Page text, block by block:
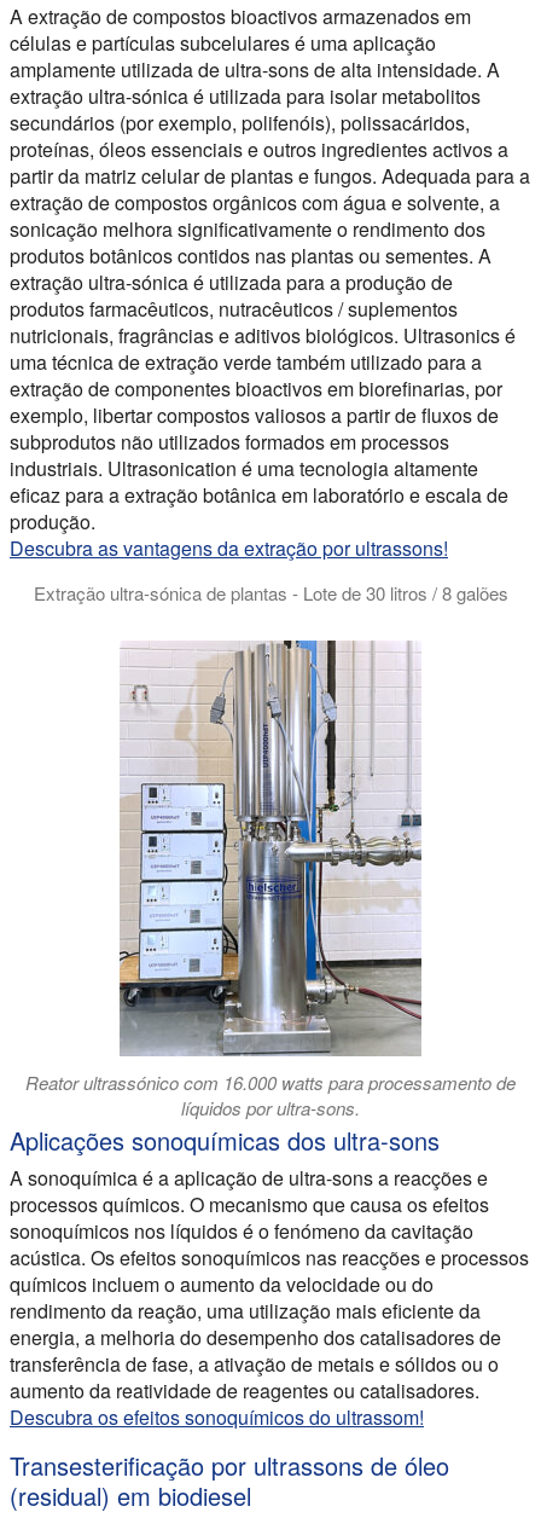
A extração de compostos bioactivos armazenados em
células e partículas subcelulares é uma aplicação
amplamente utilizada de ultra-sons de alta intensidade. A
extração ultra-sónica é utilizada para isolar metabolitos
secundários (por exemplo, polifenóis), polissacáridos,
proteínas, óleos essenciais e outros ingredientes activos a
partir da matriz celular de plantas e fungos. Adequada para a
extração de compostos orgânicos com água e solvente, a
sonicação melhora significativamente o rendimento dos
produtos botânicos contidos nas plantas ou sementes. A
extração ultra-sónica é utilizada para a produção de
produtos farmacêuticos, nutracêuticos / suplementos
nutricionais, fragrâncias e aditivos biológicos. Ultrasonics é
uma técnica de extração verde também utilizado para a
extração de componentes bioactivos em biorefinarias, por
exemplo, libertar compostos valiosos a partir de fluxos de
subprodutos não utilizados formados em processos
industriais. Ultrasonication é uma tecnologia altamente
eficaz para a extração botânica em laboratório e escala de
produção.
Descubra as vantagens da extração por ultrassons!
Extração ultra-sónica de plantas - Lote de 30 litros / 8 galões
Reator ultrassónico com 16.000 watts para processamento de
líquidos por ultra-sons.
Aplicações sonoquímicas dos ultra-sons
A sonoquímica é a aplicação de ultra-sons a reacções e
processos químicos. O mecanismo que causa os efeitos
sonoquímicos nos líquidos é o fenómeno da cavitação
acústica. Os efeitos sonoquímicos nas reacções e processos
químicos incluem o aumento da velocidade ou do
rendimento da reação, uma utilização mais eficiente da
energia, a melhoria do desempenho dos catalisadores de
transferência de fase, a ativação de metais e sólidos ou o
aumento da reatividade de reagentes ou catalisadores.
Descubra os efeitos sonoquímicos do ultrassom!
Transesterificação por ultrassons de óleo
(residual) em biodiesel